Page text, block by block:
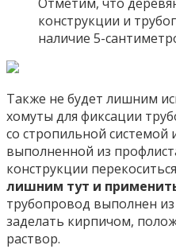
конструкции и
наличие 5-
Также не будет лишним
хомуты для фиксации
со стропильной системой
выполненной из
конструкции
лишним тут и
трубопровод выполнен
заделать кирпичом,
раствор.